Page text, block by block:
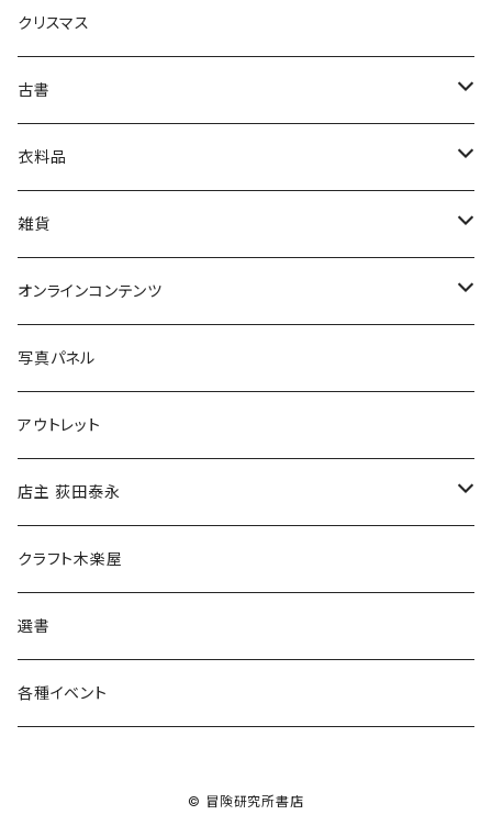
芸術・絵画・写真
絵本・児童書
娯楽・エンターテインメント
クリスマス
古書
古書セット
美術
衣料品
POLEWARDS
Tシャツ
雑貨
バッグ
ブックカバー
マグカップ
傘
食料品
その他
オンラインコンテンツ
冒険クロストーク
写真パネル
アウトレット
店主 荻田泰永
書籍
ウェア
クラフト木楽屋
選書
各種イベント
© 冒険研究所書店